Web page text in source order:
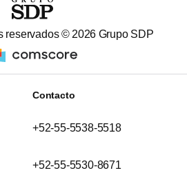
reservados ©2026 Grupo SDP
Contacto
+52-55-5538-5518
+52-55-5530-8671